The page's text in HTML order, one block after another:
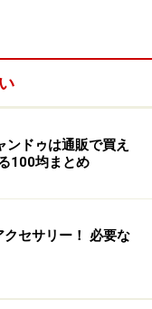
はネット販売を行
ンドゥは通販で買え
100均まとめ
セサリー！ 必要な